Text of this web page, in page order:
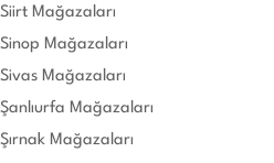
Siirt Mağazaları
Sinop Mağazaları
Sivas Mağazaları
Şanlıurfa Mağazaları
Şırnak Mağazaları